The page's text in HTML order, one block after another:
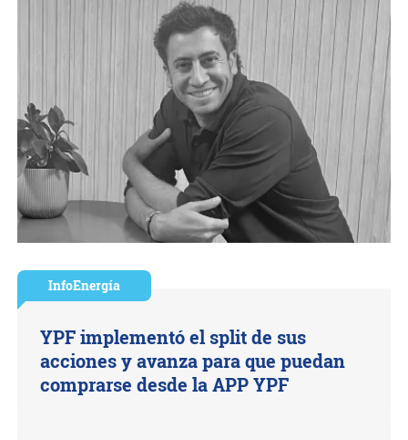
InfoEnergía
YPF implementó el split de sus
acciones y avanza para que puedan
comprarse desde la APP YPF